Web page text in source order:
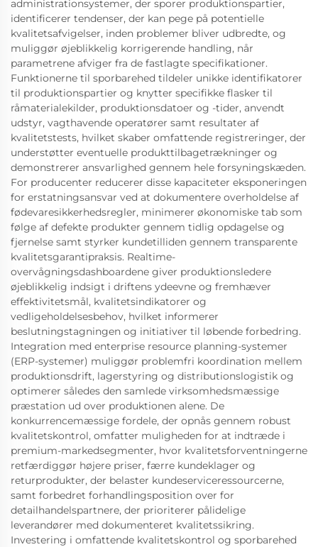
administrationsystemer, der sporer produktionspartier,
identificerer tendenser, der kan pege på potentielle
kvalitetsafvigelser, inden problemer bliver udbredte, og
muliggør øjeblikkelig korrigerende handling, når
parametrene afviger fra de fastlagte specifikationer.
Funktionerne til sporbarehed tildeler unikke identifikatorer
til produktionspartier og knytter specifikke flasker til
råmaterialekilder, produktionsdatoer og -tider, anvendt
udstyr, vagthavende operatører samt resultater af
kvalitetstests, hvilket skaber omfattende registreringer, der
understøtter eventuelle produkttilbagetrækninger og
demonstrerer ansvarlighed gennem hele forsyningskæden.
For producenter reducerer disse kapaciteter eksponeringen
for erstatningsansvar ved at dokumentere overholdelse af
fødevaresikkerhedsregler, minimerer økonomiske tab som
følge af defekte produkter gennem tidlig opdagelse og
fjernelse samt styrker kundetilliden gennem transparente
kvalitetsgarantipraksis. Realtime-
overvågningsdashboardene giver produktionsledere
øjeblikkelig indsigt i driftens ydeevne og fremhæver
effektivitetsmål, kvalitetsindikatorer og
vedligeholdelsesbehov, hvilket informerer
beslutningstagningen og initiativer til løbende forbedring.
Integration med enterprise resource planning-systemer
(ERP-systemer) muliggør problemfri koordination mellem
produktionsdrift, lagerstyring og distributionslogistik og
optimerer således den samlede virksomhedsmæssige
præstation ud over produktionen alene. De
konkurrencemæssige fordele, der opnås gennem robust
kvalitetskontrol, omfatter muligheden for at indtræde i
premium-markedsegmenter, hvor kvalitetsforventningerne
retfærdiggør højere priser, færre kundeklager og
returprodukter, der belaster kundeserviceressourcerne,
samt forbedret forhandlingsposition over for
detailhandelspartnere, der prioriterer pålidelige
leverandører med dokumenteret kvalitetssikring.
Investering i omfattende kvalitetskontrol og sporbarehed